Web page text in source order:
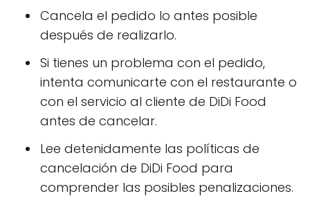
Cancela el pedido lo antes posible
después de realizarlo.
Si tienes un problema con el pedido,
intenta comunicarte con el restaurante o
con el servicio al cliente de DiDi Food
antes de cancelar.
Lee detenidamente las políticas de
cancelación de DiDi Food para
comprender las posibles penalizaciones.